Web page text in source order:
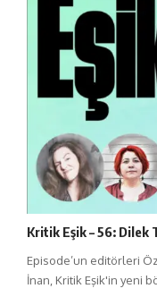
Kritik Eşik – 56: Dilek
Episode’un editörleri
İnan, Kritik Eşik'in yeni